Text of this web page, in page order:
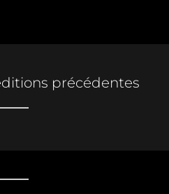
précédentes